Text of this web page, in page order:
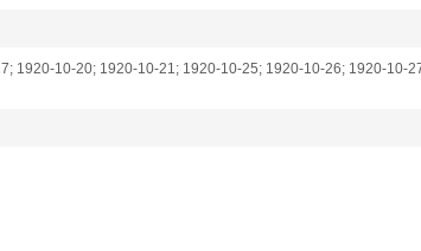
1920-10-20; 1920-10-21; 1920-10-25; 1920-10-26; 1920-10-